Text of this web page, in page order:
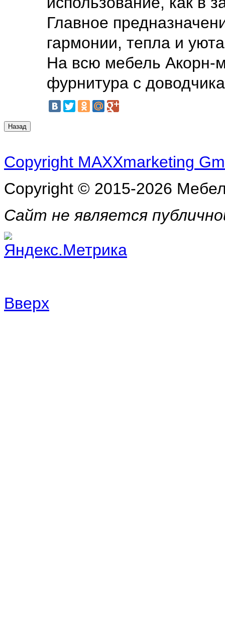
Главное
гармонии, тепла и
На всю мебель Акорн-м
фурнитура с
Copyright MAXXmarketing
Copyright © 2015-2026
Сайт не является
Вверх